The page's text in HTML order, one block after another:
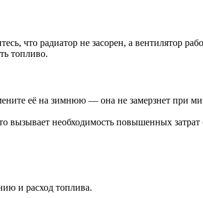
что радиатор не засорен, а вентилятор
топливо.
её на зимнюю — она не замерзнет при
вызывает необходимость повышенных затрат
и расход топлива.